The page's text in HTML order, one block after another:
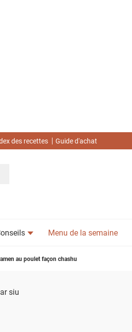
des recettes Guide d'achat
Menu de la semaine
au poulet façon chashu